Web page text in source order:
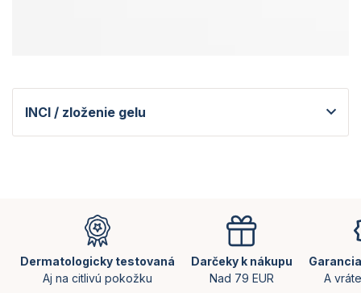
INCI / zloženie gelu
Dermatologicky testovaná
Aj na citlivú pokožku
Darčeky k nákupu
Nad 79 EUR
A